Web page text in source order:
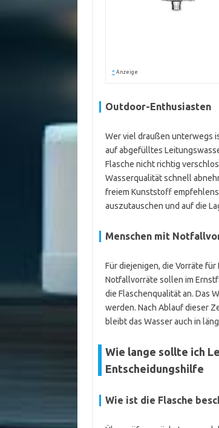
* Anzeige
Outdoor-Enthusiasten
Wer viel draußen unterwegs
auf abgefülltes
Flasche nicht richtig
Wasserqualität schnell
freiem Kunststoff
auszutauschen und auf die
Menschen mit
Für diejenigen, die Vorräte
Notfallvorräte sollen im
die Flaschenqualität an. Das
werden. Nach Ablauf dieser
bleibt das Wasser auch in
Wie lange sollte ich
Entscheidungshilfe
Wie ist die Flasche